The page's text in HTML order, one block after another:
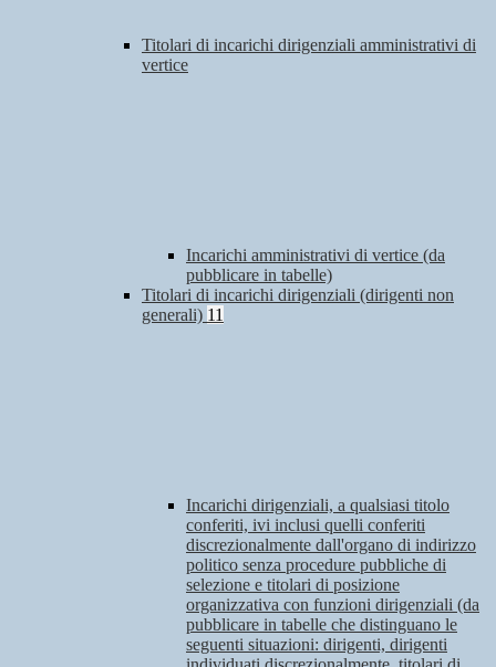
Titolari di incarichi dirigenziali amministrativi di
vertice
Incarichi amministrativi di vertice (da
pubblicare in tabelle)
Titolari di incarichi dirigenziali (dirigenti non
generali) 11
Incarichi dirigenziali, a qualsiasi titolo
conferiti, ivi inclusi quelli conferiti
discrezionalmente dall'organo di indirizzo
politico senza procedure pubbliche di
selezione e titolari di posizione
organizzativa con funzioni dirigenziali (da
pubblicare in tabelle che distinguano le
seguenti situazioni: dirigenti, dirigenti